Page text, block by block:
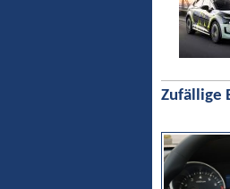
Zufällige